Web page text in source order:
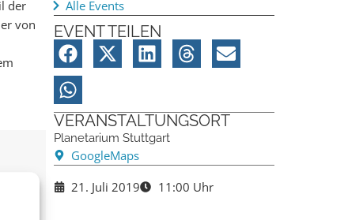
der
von
Alle Events
EVENT TEILEN
VERANSTALTUNGSORT
Planetarium Stuttgart
GoogleMaps
21. Juli 2019
11:00 Uhr